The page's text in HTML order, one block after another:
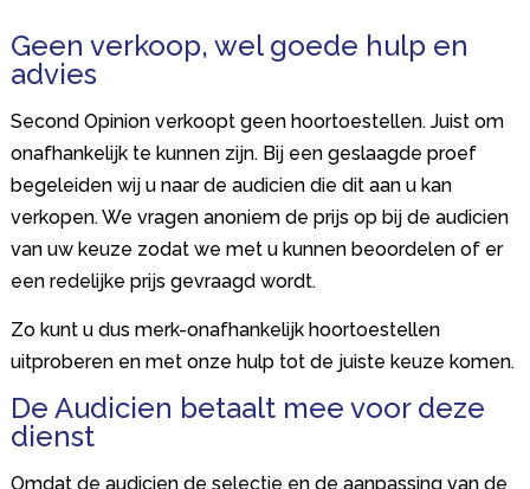
Geen verkoop, wel goede hulp en
advies
Second Opinion verkoopt geen hoortoestellen. Juist om
onafhankelijk te kunnen zijn. Bij een geslaagde proef
begeleiden wij u naar de audicien die dit aan u kan
verkopen. We vragen anoniem de prijs op bij de audicien
van uw keuze zodat we met u kunnen beoordelen of er
een redelijke prijs gevraagd wordt.
Zo kunt u dus merk-onafhankelijk hoortoestellen
uitproberen en met onze hulp tot de juiste keuze komen.
De Audicien betaalt mee voor deze
dienst
Omdat de audicien de selectie en de aanpassing van de